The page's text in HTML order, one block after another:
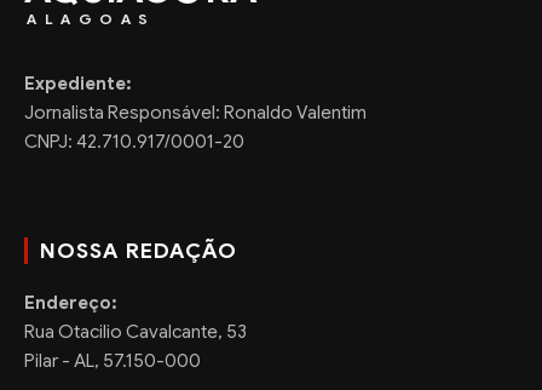
ALAGOAS
Expediente:
Jornalista Responsável: Ronaldo Valentim
CNPJ: 42.710.917/0001-20
NOSSA REDAÇÃO
Endereço:
Rua Otacilio Cavalcante, 53
Pilar - AL, 57.150-000